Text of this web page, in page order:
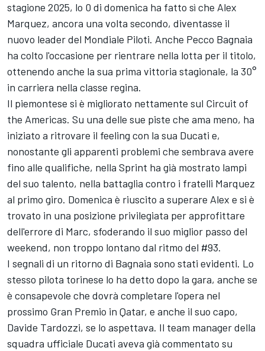
stagione 2025, lo 0 di domenica ha fatto sì che Alex
Marquez, ancora una volta secondo, diventasse il
nuovo leader del Mondiale Piloti. Anche Pecco Bagnaia
ha colto l'occasione per rientrare nella lotta per il titolo,
ottenendo anche la sua prima vittoria stagionale, la 30°
in carriera nella classe regina.
Il piemontese si è migliorato nettamente sul Circuit of
the Americas. Su una delle sue piste che ama meno, ha
iniziato a ritrovare il feeling con la sua Ducati e,
nonostante gli apparenti problemi che sembrava avere
fino alle qualifiche, nella Sprint ha già mostrato lampi
del suo talento, nella battaglia contro i fratelli Marquez
al primo giro. Domenica è riuscito a superare Alex e si è
trovato in una posizione privilegiata per approfittare
dell'errore di Marc, sfoderando il suo miglior passo del
weekend, non troppo lontano dal ritmo del #93.
I segnali di un ritorno di Bagnaia sono stati evidenti. Lo
stesso pilota torinese lo ha detto dopo la gara, anche se
è consapevole che dovrà completare l'opera nel
prossimo Gran Premio in Qatar, e anche il suo capo,
Davide Tardozzi, se lo aspettava. Il team manager della
squadra ufficiale Ducati aveva già commentato su